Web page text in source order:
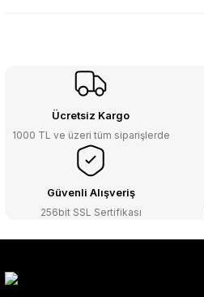
Ücretsiz Kargo
1000 TL ve üzeri tüm siparişlerde
Güvenli Alışveriş
256bit SSL Sertifikası